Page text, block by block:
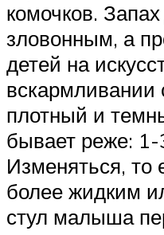
комочков.
зловонным, а
детей на
вскармливании
плотный и
бывает реже: 1-
Изменяться, то
более жидким
стул малыша